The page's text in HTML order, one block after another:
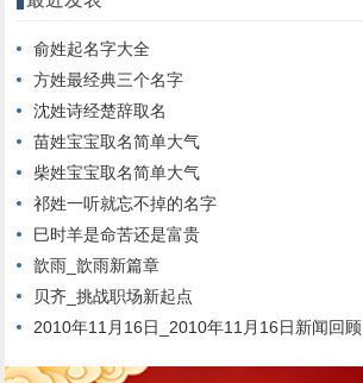
俞姓起名字大全
方姓最经典三个名字
沈姓诗经楚辞取名
苗姓宝宝取名简单大气
柴姓宝宝取名简单大气
祁姓一听就忘不掉的名字
巳时羊是命苦还是富贵
歆雨_歆雨新篇章
贝齐_挑战职场新起点
2010年11月16日_2010年11月16日新闻回顾